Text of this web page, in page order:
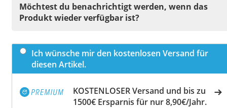
Möchtest du benachrichtigt werden, wenn das
Produkt wieder verfügbar ist?
Ich wünsche mir den kostenlosen Versand für
diesen Artikel.
KOSTENLOSER Versand und bis zu
1500€ Ersparnis für nur 8,90€/Jahr.